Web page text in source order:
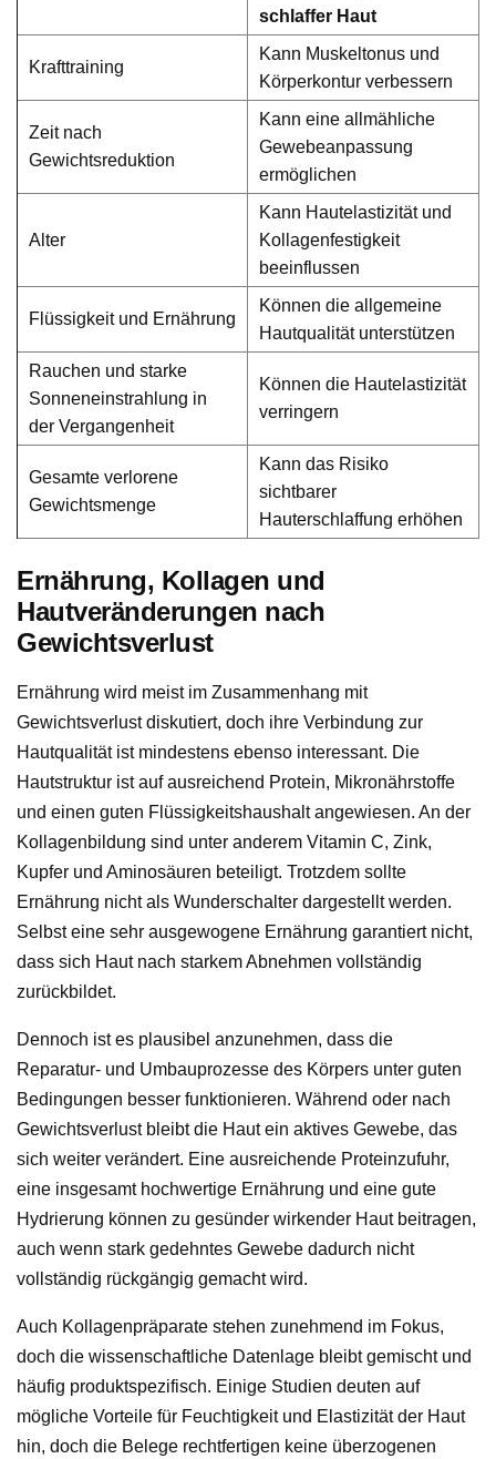
schlaffer Haut
Krafttraining
Kann Muskeltonus und
Körperkontur verbessern
Zeit nach
Gewichtsreduktion
Kann eine allmähliche
Gewebeanpassung
ermöglichen
Alter
Kann Hautelastizität und
Kollagenfestigkeit
beeinflussen
Flüssigkeit und Ernährung
Können die allgemeine
Hautqualität unterstützen
Rauchen und starke
Sonneneinstrahlung in
der Vergangenheit
Können die Hautelastizität
verringern
Gesamte verlorene
Gewichtsmenge
Kann das Risiko
sichtbarer
Hauterschlaffung erhöhen
Ernährung, Kollagen und
Hautveränderungen nach
Gewichtsverlust
Ernährung wird meist im Zusammenhang mit
Gewichtsverlust diskutiert, doch ihre Verbindung zur
Hautqualität ist mindestens ebenso interessant. Die
Hautstruktur ist auf ausreichend Protein, Mikronährstoffe
und einen guten Flüssigkeitshaushalt angewiesen. An der
Kollagenbildung sind unter anderem Vitamin C, Zink,
Kupfer und Aminosäuren beteiligt. Trotzdem sollte
Ernährung nicht als Wunderschalter dargestellt werden.
Selbst eine sehr ausgewogene Ernährung garantiert nicht,
dass sich Haut nach starkem Abnehmen vollständig
zurückbildet.
Dennoch ist es plausibel anzunehmen, dass die
Reparatur- und Umbauprozesse des Körpers unter guten
Bedingungen besser funktionieren. Während oder nach
Gewichtsverlust bleibt die Haut ein aktives Gewebe, das
sich weiter verändert. Eine ausreichende Proteinzufuhr,
eine insgesamt hochwertige Ernährung und eine gute
Hydrierung können zu gesünder wirkender Haut beitragen,
auch wenn stark gedehntes Gewebe dadurch nicht
vollständig rückgängig gemacht wird.
Auch Kollagenpräparate stehen zunehmend im Fokus,
doch die wissenschaftliche Datenlage bleibt gemischt und
häufig produktspezifisch. Einige Studien deuten auf
mögliche Vorteile für Feuchtigkeit und Elastizität der Haut
hin, doch die Belege rechtfertigen keine überzogenen